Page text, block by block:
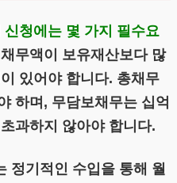
청에는 몇 가지 필수요
무액이 보유재산보다 많
있어야 합니다. 총채무
하며, 무담보채무는 십억
과하지 않아야 합니다.
정기적인 수입을 통해 월